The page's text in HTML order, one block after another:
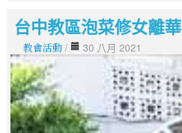
台中教區泡菜修女離華
教會活動 / 30 八月 2021